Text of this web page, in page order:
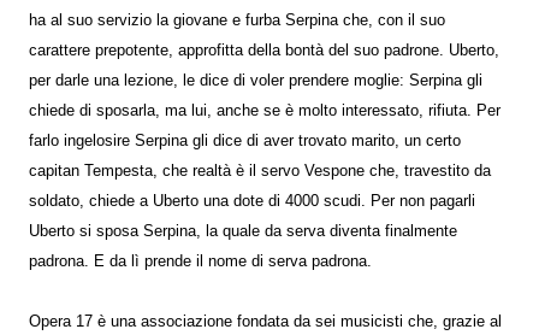
ha al suo servizio la giovane e furba Serpina che, con il suo
carattere prepotente, approfitta della bontà del suo padrone. Uberto,
per darle una lezione, le dice di voler prendere moglie: Serpina gli
chiede di sposarla, ma lui, anche se è molto interessato, rifiuta. Per
farlo ingelosire Serpina gli dice di aver trovato marito, un certo
capitan Tempesta, che realtà è il servo Vespone che, travestito da
soldato, chiede a Uberto una dote di 4000 scudi. Per non pagarli
Uberto si sposa Serpina, la quale da serva diventa finalmente
padrona. E da lì prende il nome di serva padrona.
Opera 17 è una associazione fondata da sei musicisti che, grazie al